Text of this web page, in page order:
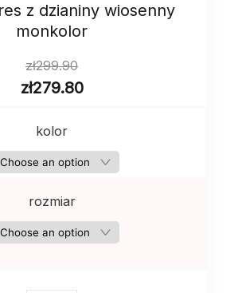
z dzianiny wiosenny
monkolor
zł299.90
zł279.80
kolor
rozmiar